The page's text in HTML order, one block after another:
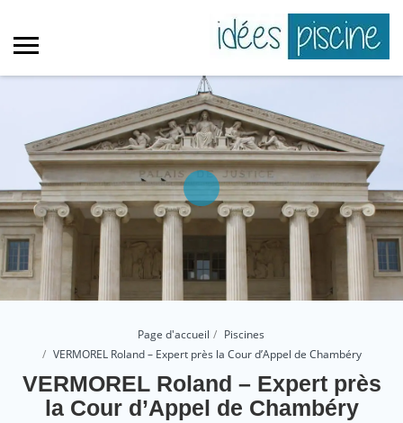
Page d'accueil
Piscines
VERMOREL Roland – Expert près la Cour d’Appel de Chambéry
VERMOREL Roland – Expert près
la Cour d’Appel de Chambéry